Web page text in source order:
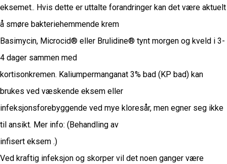
eksemet.. Hvis dette er uttalte forandringer kan det være aktuelt
å smøre bakteriehemmende krem
Basimycin, Microcid® eller Brulidine® tynt morgen og kveld i 3-
4 dager sammen med
kortisonkremen. Kaliumpermanganat 3% bad (KP bad) kan
brukes ved væskende eksem eller
infeksjonsforebyggende ved mye kloresår, men egner seg ikke
til ansikt. Mer info: (Behandling av
infisert eksem .)
Ved kraftig infeksjon og skorper vil det noen ganger være